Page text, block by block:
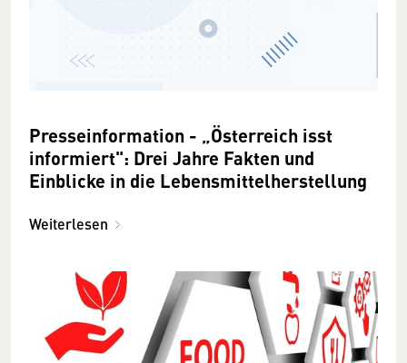
Presseinformation - „Österreich isst
informiert": Drei Jahre Fakten und
Einblicke in die Lebensmittelherstellung
Weiterlesen